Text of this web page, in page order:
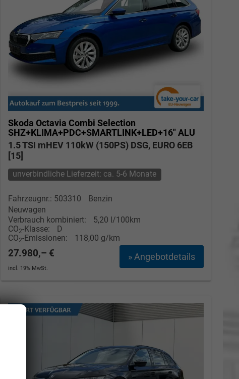
Skoda Octavia Combi Selection
SHZ+KLIMA+PDC+SMARTLINK+LED+16" ALU
1.5 TSI mHEV 110kW (150PS) DSG, EURO 6EB
[15]
unverbindliche Lieferzeit: ca. 5-6 Monate
Fahrzeugnr.: 503310
Benzin
Neuwagen
Verbrauch kombiniert:
5,20 l/100km
CO2-Klasse:
D
CO2-Emissionen: 118,00 g/km
» Angebotdetails
27.980,– €
incl. 19% MwSt.